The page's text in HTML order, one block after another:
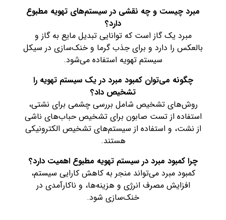
مبرد چیست و چه نقشی در سیستم‌های تهویه مطبوع
دارد؟
مبرد یک گاز است که توانایی تبدیل مایع به گاز و
بالعکس را دارد و برای جذب گرما و خنک‌سازی در سیکل
سیستم تهویه استفاده می‌شود.
چگونه می‌توان کمبود مبرد در یک سیستم تهویه را
تشخیص داد؟
روش‌های تشخیص شامل بررسی چشمی برای نشتی،
استفاده از تست صابون برای تشخیص حباب‌های ناشی
از نشت، و استفاده از سیستم‌های تشخیص الکترونیکی
هستند.
چرا کمبود مبرد در سیستم تهویه مطبوع اهمیت دارد؟
کمبود مبرد می‌تواند منجر به کاهش کارایی سیستم،
افزایش مصرف انرژی و هزینه‌ها، و ناکارآمدی در
خنک‌سازی شود.